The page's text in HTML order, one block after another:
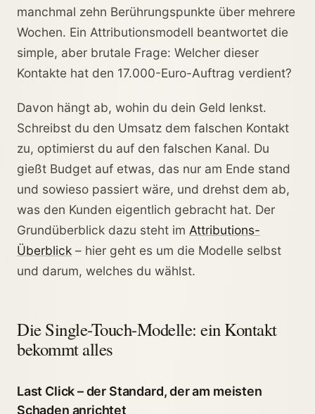
manchmal zehn Berührungspunkte über mehrere
Wochen. Ein Attributionsmodell beantwortet die
simple, aber brutale Frage: Welcher dieser
Kontakte hat den 17.000-Euro-Auftrag verdient?
Davon hängt ab, wohin du dein Geld lenkst.
Schreibst du den Umsatz dem falschen Kontakt
zu, optimierst du auf den falschen Kanal. Du
gießt Budget auf etwas, das nur am Ende stand
und sowieso passiert wäre, und drehst dem ab,
was den Kunden eigentlich gebracht hat. Der
Grundüberblick dazu steht im Attributions-
Überblick – hier geht es um die Modelle selbst
und darum, welches du wählst.
Die Single-Touch-Modelle: ein Kontakt
bekommt alles
Last Click – der Standard, der am meisten
Schaden anrichtet